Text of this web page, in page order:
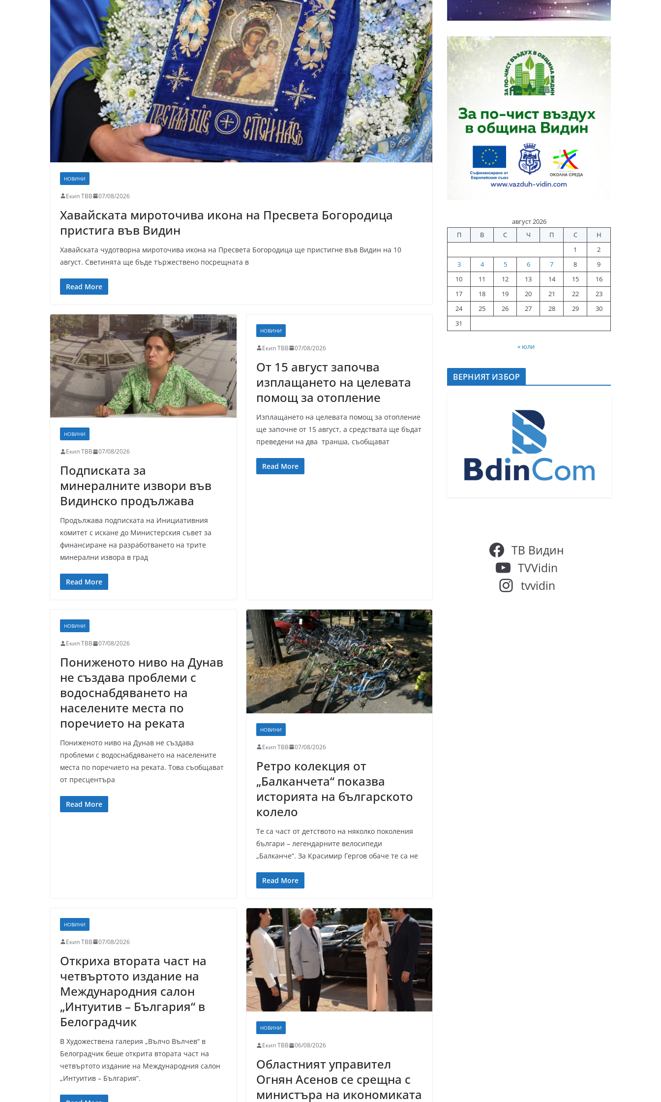
НОВИНИ
Екип ТВВ 07/08/2026
Хавайската мироточива икона на Пресвета Богородица
пристига във Видин
Хавайската чудотворна мироточива икона на Пресвета Богородица ще пристигне във Видин на 10
август. Светинята ще бъде тържествено посрещната в
Read More
НОВИНИ
Екип ТВВ 07/08/2026
Подписката за
минералните извори във
Видинско продължава
Продължава подписката на Инициативния
комитет с искане до Министерския съвет за
финансиране на разработването на трите
минерални извора в град
Read More
НОВИНИ
Екип ТВВ 07/08/2026
От 15 август започва
изплащането на целевата
помощ за отопление
Изплащането на целевата помощ за отопление
ще започне от 15 август, а средствата ще бъдат
преведени на два транша, съобщават
Read More
НОВИНИ
Екип ТВВ 07/08/2026
Пониженото ниво на Дунав
не създава проблеми с
водоснабдяването на
населените места по
поречието на реката
Пониженото ниво на Дунав не създава
проблеми с водоснабдяването на населените
места по поречието на реката. Това съобщават
от пресцентъра
Read More
НОВИНИ
Екип ТВВ 07/08/2026
Ретро колекция от
„Балканчета“ показва
историята на българското
колело
Те са част от детството на няколко поколения
българи – легендарните велосипеди
„Балканче“. За Красимир Гергов обаче те са не
Read More
НОВИНИ
Екип ТВВ 07/08/2026
Откриха втората част на
четвъртото издание на
Международния салон
„Интуитив – България“ в
Белоградчик
В Художествена галерия „Вълчо Вълчев“ в
Белоградчик беше открита втората част на
четвъртото издание на Международния салон
„Интуитив – България“.
НОВИНИ
Екип ТВВ 06/08/2026
Областният управител
Огнян Асенов се срещна с
министъра на икономиката
август 2026
П
В С Ч П С
Н
1
2
3
4 5 6 7 8
9
10
11 12 13 14 15
16
17
18 19 20 21 22
23
24
25 26 27 28 29
30
31
« юли
ВЕРНИЯТ ИЗБОР
ТВ Видин
TVVidin
tvvidin